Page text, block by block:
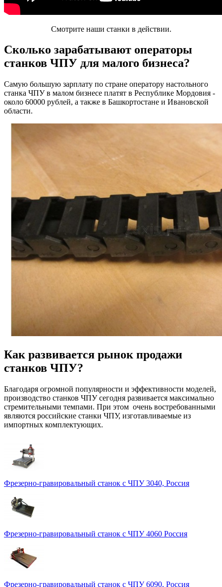
Смотрите наши станки в действии.
Сколько зарабатывают операторы
станков ЧПУ для малого бизнеса?
Самую большую зарплату по стране оператору настольного
станка ЧПУ в малом бизнесе платят в Республике Мордовия -
около 60000 рублей, а также в Башкортостане и Ивановской
области.
Как развивается рынок продажи
станков ЧПУ?
Благодаря огромной популярности и эффективности моделей,
производство станков ЧПУ сегодня развивается максимально
стремительными темпами. При этом очень востребованными
являются российские станки ЧПУ, изготавливаемые из
импортных комплектующих.
Фрезерно-гравировальный станок с ЧПУ 3040, Россия
Фрезерно-гравировальный станок с ЧПУ 4060 Россия
Фрезерно-гравировальный станок с ЧПУ 6090, Россия